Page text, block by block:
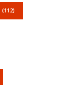
(112)